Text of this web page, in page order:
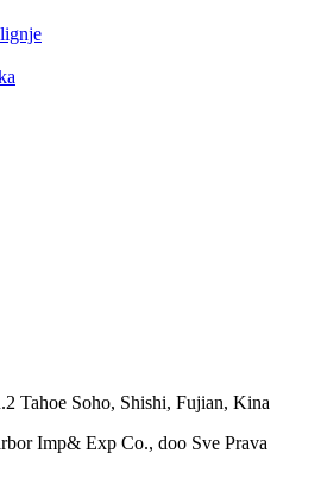
Tahoe Soho, Shishi, Fujian, Kina
Imp& Exp Co., doo Sve Prava